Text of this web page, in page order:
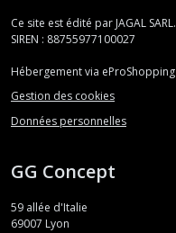
Ce site est édité par JAGAL SARL.
SIREN : 88755977100027
Hébergement via eProShopping
Gestion des cookies
Données personnelles
GG Concept
59 allée d'Italie
69007 Lyon